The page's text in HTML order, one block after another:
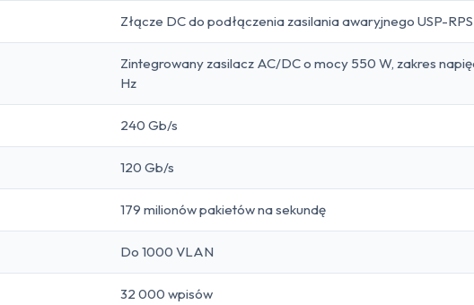
Złącze DC do podłączenia zasilania awaryjnego USP-
Zintegrowany zasilacz AC/DC o mocy 550 W, zakres
Hz
240 Gb/s
120 Gb/s
179 milionów pakietów na sekundę
Do 1000 VLAN
32 000 wpisów